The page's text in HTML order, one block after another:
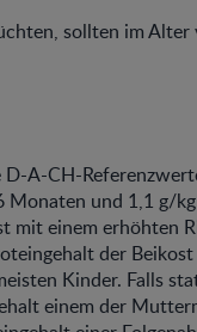
sollten im
A-CH-
Monaten und 1,1 g/
mit einem erhöhten
der
Kinder. Falls
einem der